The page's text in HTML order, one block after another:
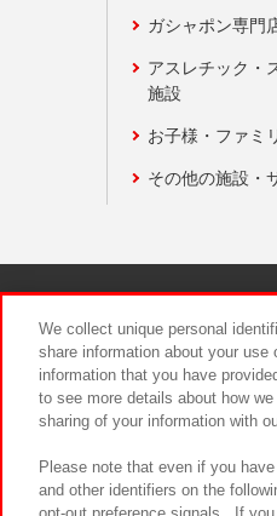
ガシャポン専門
アスレチック・
施設
お子様・ファミ
その他の施設・
We collect unique personal
share information about your
information that you have
to see more details about how
sharing of your information with
Please note that even if you
and other identifiers on the